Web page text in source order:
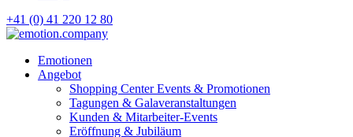
+41 (0) 41 220 12 80
Hauptnavigation
Emotionen
Angebot
Shopping Center Events & Promotionen
Tagungen & Galaveranstaltungen
Kunden & Mitarbeiter-Events
Eröffnung & Jubiläum